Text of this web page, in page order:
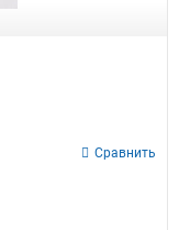
Сравнить